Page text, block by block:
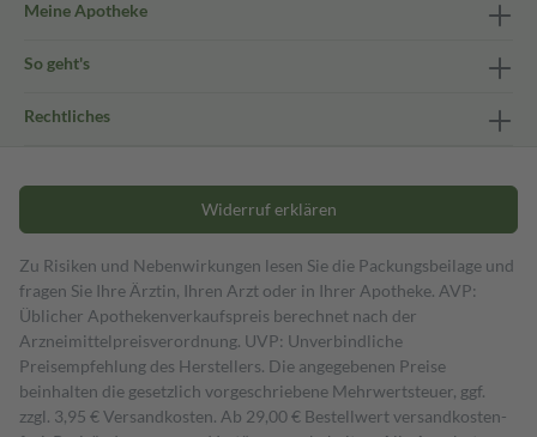
Meine Apotheke
So geht's
Rechtliches
Widerruf erklären
Zu Risiken und Nebenwirkungen lesen Sie die Packungsbeilage und
fragen Sie Ihre Ärztin, Ihren Arzt oder in Ihrer Apotheke. AVP:
Üblicher Apothekenverkaufspreis berechnet nach der
Arzneimittelpreisverordnung. UVP: Unverbindliche
Preisempfehlung des Herstellers. Die angegebenen Preise
beinhalten die gesetzlich vorgeschriebene Mehrwertsteuer, ggf.
zzgl. 3,95 € Versandkosten. Ab 29,00 € Bestell­wert versand­kosten­